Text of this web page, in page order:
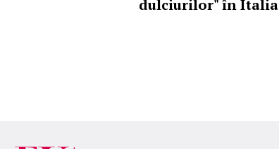
dulciurilor" în Italia